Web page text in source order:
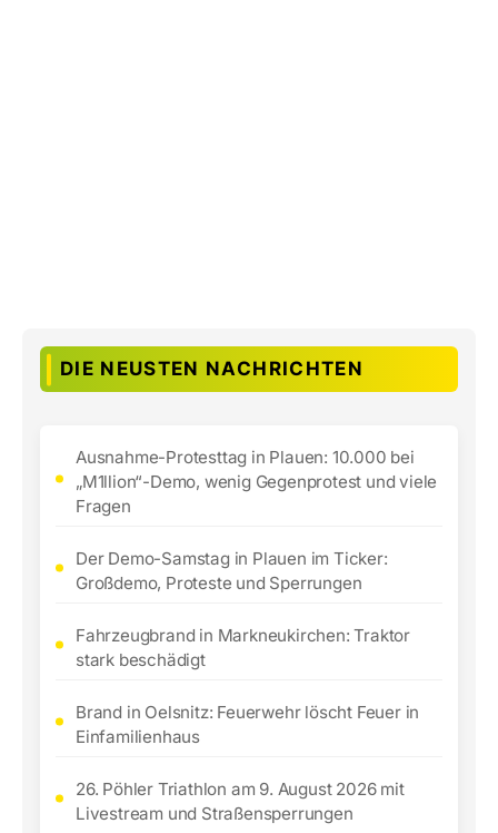
DIE NEUSTEN NACHRICHTEN
Ausnahme-Protesttag in Plauen: 10.000 bei
„M1llion“-Demo, wenig Gegenprotest und viele
Fragen
Der Demo-Samstag in Plauen im Ticker:
Großdemo, Proteste und Sperrungen
Fahrzeugbrand in Markneukirchen: Traktor
stark beschädigt
Brand in Oelsnitz: Feuerwehr löscht Feuer in
Einfamilienhaus
26. Pöhler Triathlon am 9. August 2026 mit
Livestream und Straßensperrungen